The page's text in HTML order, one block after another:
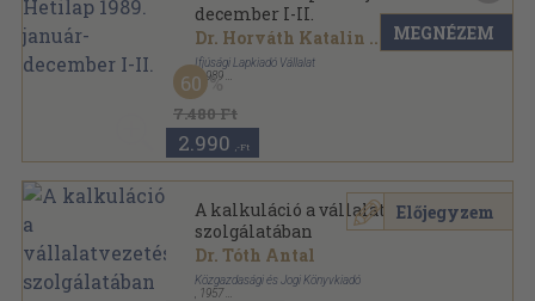
december I-II.
Dr. Horváth Katalin ...
Ifjúsági Lapkiadó Vállalat
, 1989
Könyvkötői kötés
Orvosi Hetilap sorozat
7.480 Ft
60
2.990 ,-Ft
MEGNÉZEM
A kalkuláció a vállalatvezetés
szolgálatában
Dr. Tóth Antal
Közgazdasági és Jogi Könyvkiadó
1957
Előjegyzem